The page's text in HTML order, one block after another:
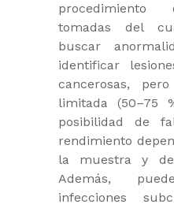
procedimiento
tomadas del
buscar
identificar
cancerosas,
limitada (50–75
posibilidad de
rendimiento
la muestra y
Además,
infecciones